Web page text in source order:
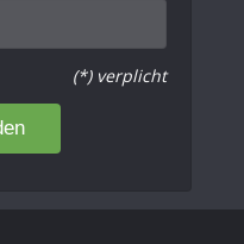
(*) verplicht